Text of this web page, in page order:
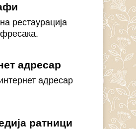
рестаурација
адресар
адресар
ратници